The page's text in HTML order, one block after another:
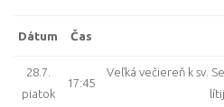
Dátum Čas
28.7.
piatok
17:45
Veľká večiereň k sv.